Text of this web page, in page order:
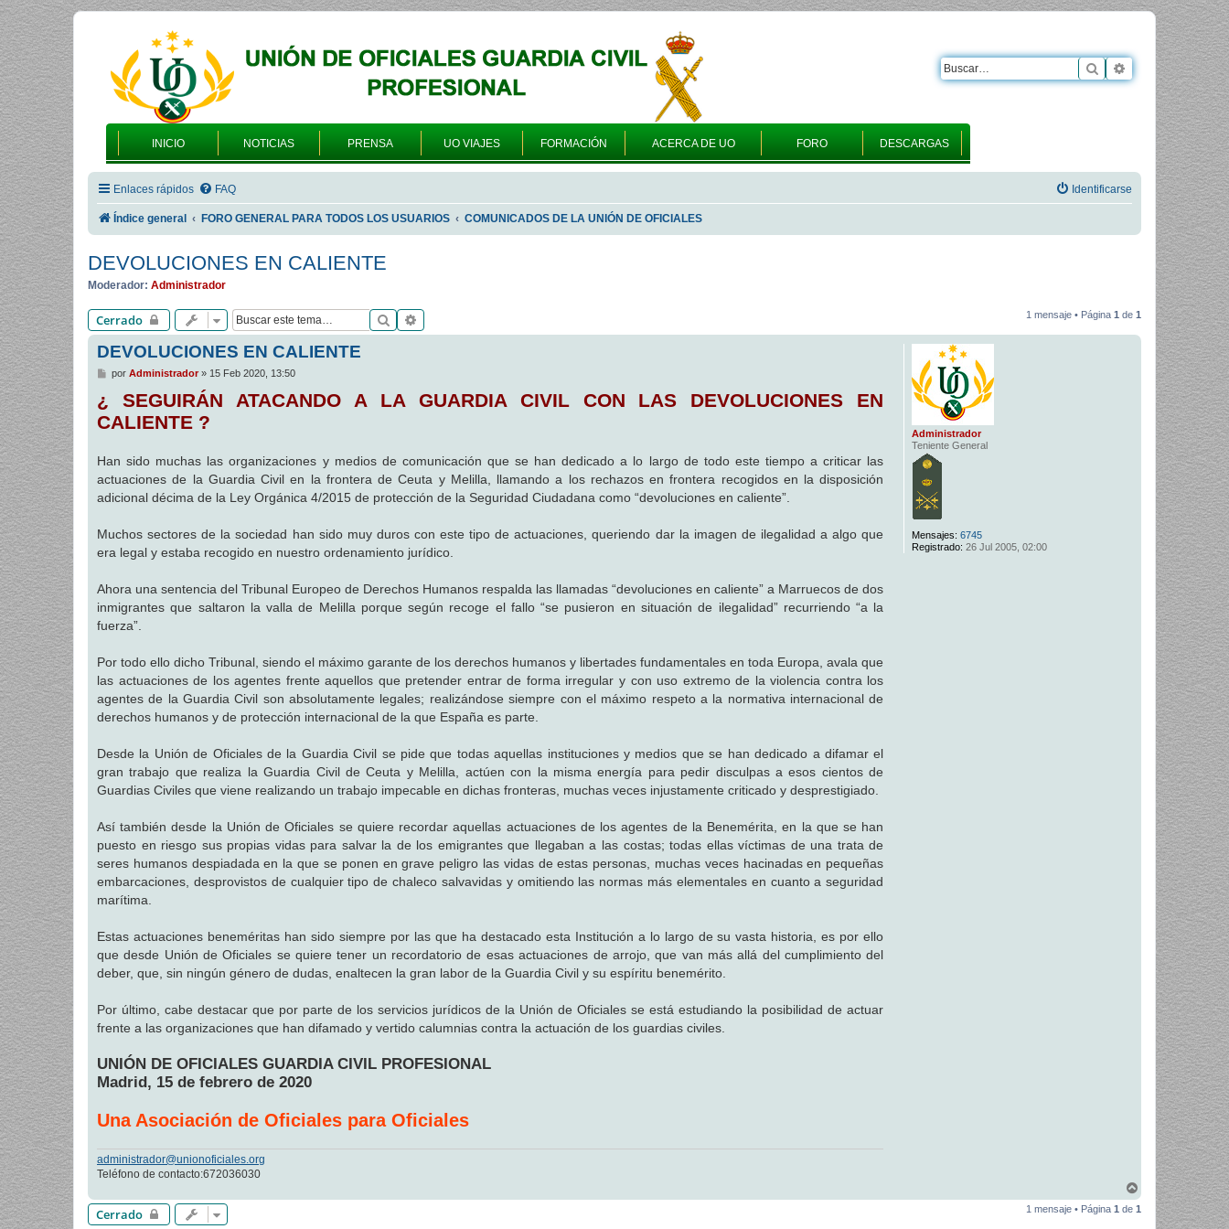
INICIO NOTICIAS PRENSA UO VIAJES FORMACIÓN ACERCA DE UO FORO DESCARGAS
Buscar Búsqueda
Enlaces rápidos FAQ Identificarse
Índice general FORO GENERAL PARA TODOS LOS USUARIOS COMUNICADOS DE LA UNIÓN DE OFICIALES
DEVOLUCIONES EN CALIENTE
Moderador: Administrador
Cerrado Buscar 1 mensaje • Página 1 de 1
Administrador
Teniente General
Mensajes: 6745
Registrado: 26 Jul 2005, 02:00
DEVOLUCIONES EN CALIENTE
M
s
a
j
por Administrador» 15 Feb 2020, 13:50
¿ SEGUIRÁN ATACANDO A LA GUARDIA CIVIL CON LAS DEVOLUCIONES EN
CALIENTE ?
Han sido muchas las organizaciones y medios de comunicación que se han dedicado a lo largo de todo este tiempo a criticar las
actuaciones de la Guardia Civil en la frontera de Ceuta y Melilla, llamando a los rechazos en frontera recogidos en la disposición
adicional décima de la Ley Orgánica 4/2015 de protección de la Seguridad Ciudadana como “devoluciones en caliente”.
Muchos sectores de la sociedad han sido muy duros con este tipo de actuaciones, queriendo dar la imagen de ilegalidad a algo que
era legal y estaba recogido en nuestro ordenamiento jurídico.
Ahora una sentencia del Tribunal Europeo de Derechos Humanos respalda las llamadas “devoluciones en caliente” a Marruecos de dos
inmigrantes que saltaron la valla de Melilla porque según recoge el fallo “se pusieron en situación de ilegalidad” recurriendo “a la
fuerza”.
Por todo ello dicho Tribunal, siendo el máximo garante de los derechos humanos y libertades fundamentales en toda Europa, avala que
las actuaciones de los agentes frente aquellos que pretender entrar de forma irregular y con uso extremo de la violencia contra los
agentes de la Guardia Civil son absolutamente legales; realizándose siempre con el máximo respeto a la normativa internacional de
derechos humanos y de protección internacional de la que España es parte.
Desde la Unión de Oficiales de la Guardia Civil se pide que todas aquellas instituciones y medios que se han dedicado a difamar el
gran trabajo que realiza la Guardia Civil de Ceuta y Melilla, actúen con la misma energía para pedir disculpas a esos cientos de
Guardias Civiles que viene realizando un trabajo impecable en dichas fronteras, muchas veces injustamente criticado y desprestigiado.
Así también desde la Unión de Oficiales se quiere recordar aquellas actuaciones de los agentes de la Benemérita, en la que se han
puesto en riesgo sus propias vidas para salvar la de los emigrantes que llegaban a las costas; todas ellas víctimas de una trata de
seres humanos despiadada en la que se ponen en grave peligro las vidas de estas personas, muchas veces hacinadas en pequeñas
embarcaciones, desprovistos de cualquier tipo de chaleco salvavidas y omitiendo las normas más elementales en cuanto a seguridad
marítima.
Estas actuaciones beneméritas han sido siempre por las que ha destacado esta Institución a lo largo de su vasta historia, es por ello
que desde Unión de Oficiales se quiere tener un recordatorio de esas actuaciones de arrojo, que van más allá del cumplimiento del
deber, que, sin ningún género de dudas, enaltecen la gran labor de la Guardia Civil y su espíritu benemérito.
Por último, cabe destacar que por parte de los servicios jurídicos de la Unión de Oficiales se está estudiando la posibilidad de actuar
frente a las organizaciones que han difamado y vertido calumnias contra la actuación de los guardias civiles.
UNIÓN DE OFICIALES GUARDIA CIVIL PROFESIONAL
Madrid, 15 de febrero de 2020
Una Asociación de Oficiales para Oficiales
administrador@unionoficiales.org
Teléfono de contacto:672036030
r
r
Cerrado 1 mensaje • Página 1 de 1